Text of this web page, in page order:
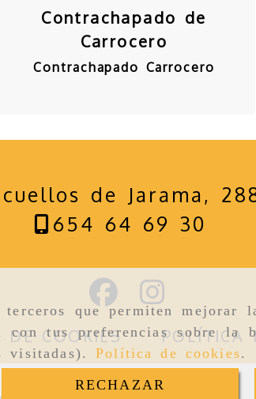
que permiten mejorar
con tus preferencias sobre
visitadas).Política de cookies.
RECHAZAR
Contrachapado de
Carrocero
Contrachapado Carrocero
de Jarama,
654 64 69 30
DE COOKIES POLÍTICA